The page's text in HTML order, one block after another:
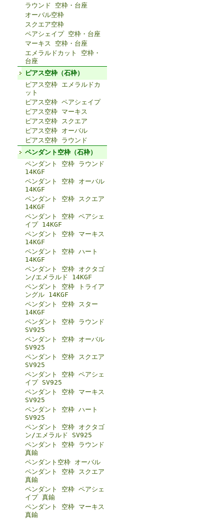
ラウンド 空枠・台座
オーバル空枠
スクエア空枠
ペアシェイプ 空枠・台座
マーキス 空枠・台座
エメラルドカット 空枠・
台座
ピアス空枠（石枠）
ピアス空枠 エメラルドカ
ット
ピアス空枠 ペアシェイプ
ピアス空枠 マーキス
ピアス空枠 スクエア
ピアス空枠 オーバル
ピアス空枠 ラウンド
ペンダント空枠（石枠）
ペンダント 空枠 ラウンド
14KGF
ペンダント 空枠 オーバル
14KGF
ペンダント 空枠 スクエア
14KGF
ペンダント 空枠 ペアシェ
イプ 14KGF
ペンダント 空枠 マーキス
14KGF
ペンダント 空枠 ハート
14KGF
ペンダント 空枠 オクタゴ
ン/エメラルド 14KGF
ペンダント 空枠 トライア
ングル 14KGF
ペンダント 空枠 スター
14KGF
ペンダント 空枠 ラウンド
SV925
ペンダント 空枠 オーバル
SV925
ペンダント 空枠 スクエア
SV925
ペンダント 空枠 ペアシェ
イプ SV925
ペンダント 空枠 マーキス
SV925
ペンダント 空枠 ハート
SV925
ペンダント 空枠 オクタゴ
ン/エメラルド SV925
ペンダント 空枠 ラウンド
真鍮
ペンダント空枠 オーバル
ペンダント 空枠 スクエア
真鍮
ペンダント 空枠 ペアシェ
イプ 真鍮
ペンダント 空枠 マーキス
真鍮